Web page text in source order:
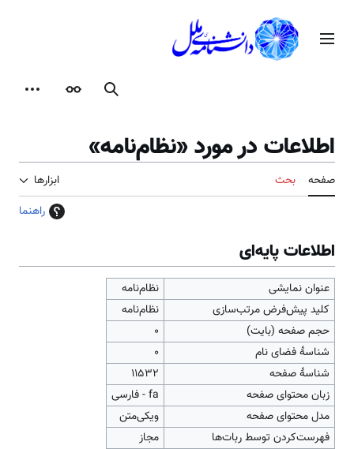
محتوامنوی اصلی
جستجوظاهر
اطلاعات در مورد «نظام‌نامه»
صفحه بحث
ابزارها
راهنما
اطلاعات پایه‌ای
عنوان نمایشی
نظام‌نامه
کلید پیش‌فرض مرتب‌سازی
نظام‌نامه
حجم صفحه (بایت)
۰
شناسهٔ فضای نام
0
شناسهٔ صفحه
11532
زبان محتوای صفحه
fa - فارسی
مدل محتوای صفحه
ویکی‌متن
‌فهرست‌کردن توسط ربات‌ها
مجاز